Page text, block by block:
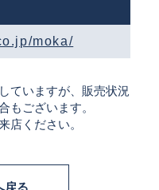
moka/
ていますが、販売状況
もございます。
店ください。